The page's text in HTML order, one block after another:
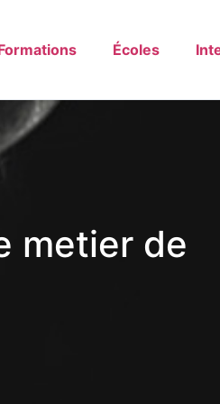
Écoles
metier de